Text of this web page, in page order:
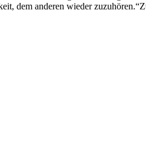
dem anderen wieder